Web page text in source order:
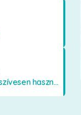
Intézményünkben is szívesen használják a VR szemüveget